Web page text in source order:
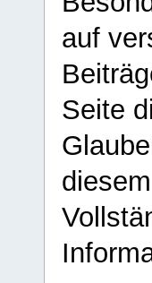
auf
Seite